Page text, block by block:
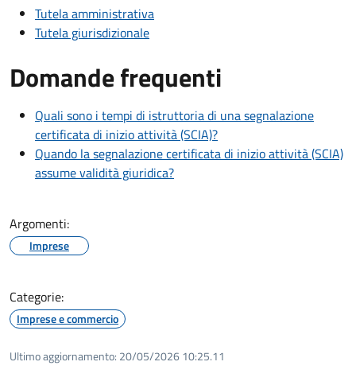
Tutela amministrativa
Tutela giurisdizionale
Domande frequenti
Quali sono i tempi di istruttoria di una segnalazione
certificata di inizio attività (SCIA)?
Quando la segnalazione certificata di inizio attività (SCIA)
assume validità giuridica?
Argomenti:
Imprese
Categorie:
Imprese e commercio
Ultimo aggiornamento: 20/05/2026 10:25.11